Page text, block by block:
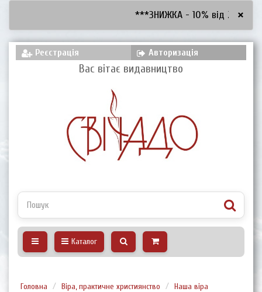
***ЗНИЖКА - 10% від 2600×
Реєстрація Авторизація
Вас вітає видавництво
Каталог
Головна Віра, практичне християнство
Наша віра